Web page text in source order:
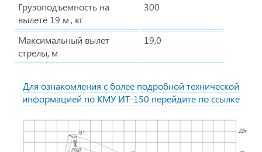
Грузоподъемность на
вылете 19 м., кг
300
Максимальный вылет
стрелы, м
19,0
Для ознакомления с более подробной технической
информацией по КМУ ИТ-150 перейдите по ссылке